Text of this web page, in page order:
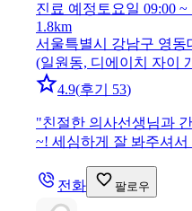
진료 예정 토요일 09:00 ~
1.8km
서울특별시 강남구 영동
(일원동, 디에이치 자이
4.9(후기 53)
"친절한 의사선생님과
~! 세심하게 잘 봐주셔
전화 팔로우